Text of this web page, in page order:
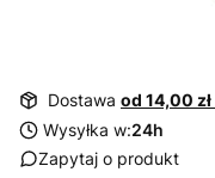
Dostawa od 14,00 zł
Wysyłka w:24h
Zapytaj o produkt